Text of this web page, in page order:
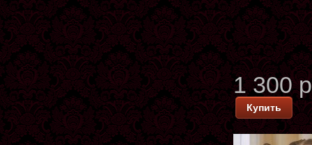
1 300
Купить